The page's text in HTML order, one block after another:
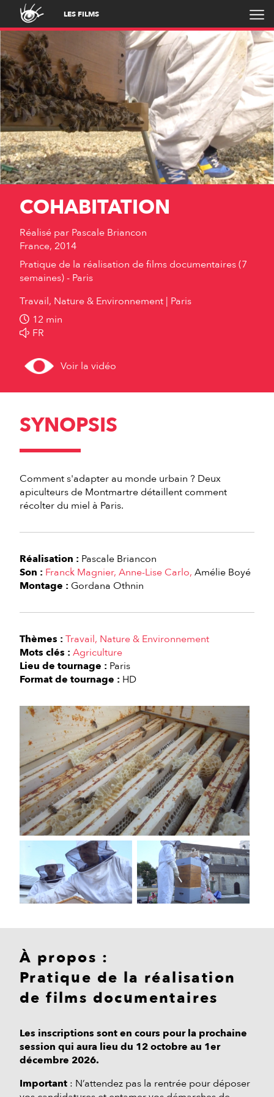
LES FILMS
COHABITATION
Réalisé par Pascale Briancon
France, 2014
Pratique de la réalisation de films documentaires (7
semaines) - Paris
Travail, Nature & Environnement Paris
12 min
FR
Voir la vidéo
SYNOPSIS
Comment s'adapter au monde urbain ? Deux
apiculteurs de Montmartre détaillent comment
récolter du miel à Paris.
Réalisation : Pascale Briancon
Son : Franck Magnier Anne-Lise Carlo Amélie Boyé
Montage : Gordana Othnin
Thèmes : Travail Nature & Environnement
Mots clés : Agriculture
Lieu de tournage : Paris
Format de tournage : HD
À propos :
Pratique de la réalisation
de films documentaires
Les inscriptions sont en cours pour la prochaine
session qui aura lieu du 12 octobre au 1er
décembre 2026.
Important : N’attendez pas la rentrée pour déposer